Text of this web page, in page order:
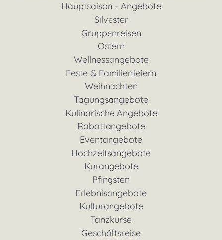
Hauptsaison - Angebote
Silvester
Gruppenreisen
Ostern
Wellnessangebote
Feste & Familienfeiern
Weihnachten
Tagungsangebote
Kulinarische Angebote
Rabattangebote
Eventangebote
Hochzeitsangebote
Kurangebote
Pfingsten
Erlebnisangebote
Kulturangebote
Tanzkurse
Geschäftsreise